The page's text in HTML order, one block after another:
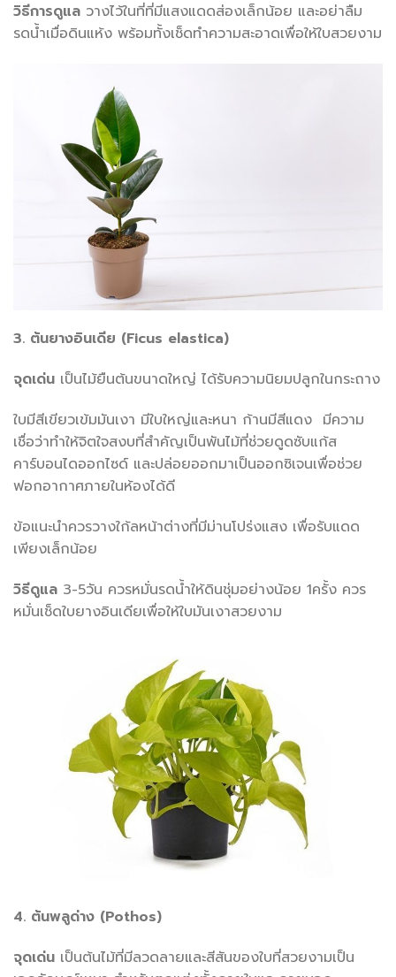
วิธีการดูแล วางไว้ในที่ที่มีแสงแดดส่องเล็กน้อย และอย่าลืม
รดน้ำเมื่อดินแห้ง พร้อมทั้งเช็ดทำความสะอาดเพื่อให้ใบสวยงาม
3. ต้นยางอินเดีย (Ficus elastica)
จุดเด่น เป็นไม้ยืนต้นขนาดใหญ่ ได้รับความนิยมปลูกในกระถาง
ใบมีสีเขียวเข้มมันเงา มีใบใหญ่และหนา ก้านมีสีแดง มีความ
เชื่อว่าทำให้จิตใจสงบที่สำคัญเป็นพันไม้ที่ช่วยดูดซับแก้ส
คาร์บอนไดออกไซด์ และปล่อยออกมาเป็นออกซิเจนเพื่อช่วย
ฟอกอากาศภายในห้องได้ดี
ข้อแนะนำควรวางใก้ลหน้าต่างที่มีม่านโปร่งแสง เพื่อรับแดด
เพียงเล็กน้อย
วิธีดูแล 3-5วัน ควรหมั่นรดน้ำให้ดินชุ่มอย่างน้อย 1ครั้ง ควร
หมั่นเช็ดใบยางอินเดียเพื่อให้ใบมันเงาสวยงาม
4. ต้นพลูด่าง (Pothos)
จุดเด่น เป็นต้นไม้ที่มีลวดลายและสีสันของใบที่สวยงามเป็น